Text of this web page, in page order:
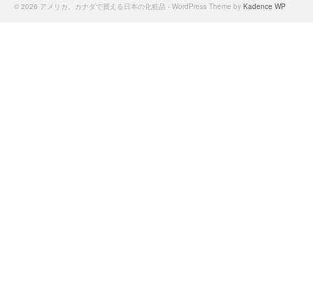
© 2026 アメリカ、カナダで買える日本の化粧品 - WordPress Theme by Kadence WP